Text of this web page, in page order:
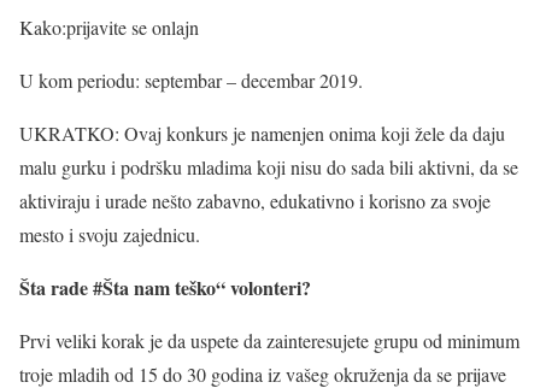
Kako:prijavite se onlajn
U kom periodu: septembar – decembar 2019.
UKRATKO: Ovaj konkurs je namenjen onima koji žele da daju
malu gurku i podršku mladima koji nisu do sada bili aktivni, da se
aktiviraju i urade nešto zabavno, edukativno i korisno za svoje
mesto i svoju zajednicu.
Šta rade #Šta nam teško“ volonteri?
Prvi veliki korak je da uspete da zainteresujete grupu od minimum
troje mladih od 15 do 30 godina iz vašeg okruženja da se prijave